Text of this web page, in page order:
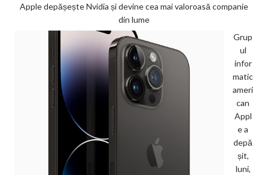
Apple depășește Nvidia și devine cea mai valoroasă companie
din lume
Grup
ul
infor
matic
ameri
can
Appl
e a
depă
șit,
luni,